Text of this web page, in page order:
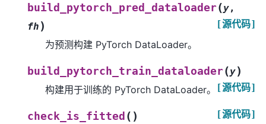
build_pytorch_pred_dataloader(y,
fh ) [源代码]
为预测构建 PyTorch DataLoader。
build_pytorch_train_dataloader(y)
[源代码]
构建用于训练的 PyTorch DataLoader。
check_is_fitted ( ) [源代码]